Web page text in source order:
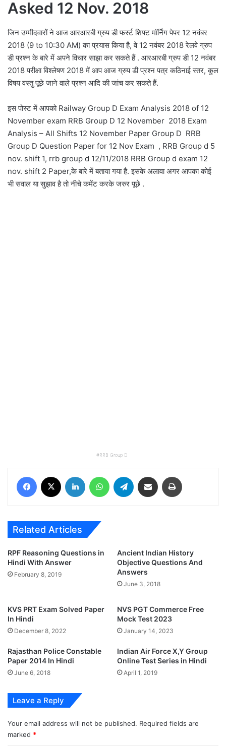
Asked 12 Nov. 2018
जिन उम्मीदवारों ने आज आरआरबी ग्रुप डी फर्स्ट शिफ्ट मॉर्निंग पेपर 12 नवंबर
2018 (9 to 10:30 AM) का प्रयास किया है, वे 12 नवंबर 2018 रेलवे ग्रुप
डी प्रश्न के बारे में अपने विचार साझा कर सकते हैं . आरआरबी ग्रुप डी 12 नवंबर
2018 परीक्षा विश्लेषण 2018 में आप आज ग्रुप डी प्रश्न पत्र कठिनाई स्तर, कुल
विषय वस्तु पूछे जाने वाले प्रश्न आदि की जांच कर सकते हैं.
इस पोस्ट में आपको Railway Group D Exam Analysis 2018 of 12
November exam RRB Group D 12 November 2018 Exam
Analysis – All Shifts 12 November Paper Group D RRB
Group D Question Paper for 12 Nov Exam , RRB Group d 5
nov. shift 1, rrb group d 12/11/2018 RRB Group d exam 12
nov. shift 2 Paper,के बारे में बताया गया है. इसके अलावा अगर आपका कोई
भी सवाल या सुझाव है तो नीचे कमेंट करके जरुर पूछे .
RRB Group D
Facebook LinkedIn WhatsAppTelegram Share via Email
Related Articles
RPF Reasoning Questions in
Hindi With Answer
February 8, 2019
Ancient Indian History
Objective Questions And
Answers
June 3, 2018
KVS PRT Exam Solved Paper
In Hindi
December 8, 2022
NVS PGT Commerce Free
Mock Test 2023
January 14, 2023
Rajasthan Police Constable
Paper 2014 In Hindi
June 6, 2018
Indian Air Force X,Y Group
Online Test Series in Hindi
April 1, 2019
Leave a Reply
Your email address will not be published. Required fields are
marked *